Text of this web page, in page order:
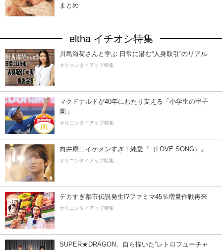
まとめ
eltha イチオシ特集
川島海荷さんと学ぶ 日常に潜む“人身取引”のリアル
オリコンタイアップ特集
マクドナルドが40年にわたり支える「小学生の甲子
園」
オリコンタイアップ特集
向井康二イケメンすぎ！純愛『（LOVE SONG）』
オリコンタイアップ特集
デカすぎ都市伝説発生!?ファミマ45％増量作戦再来
オリコンタイアップ特集
SUPER★DRAGON、自ら描いた”レトロフューチャ